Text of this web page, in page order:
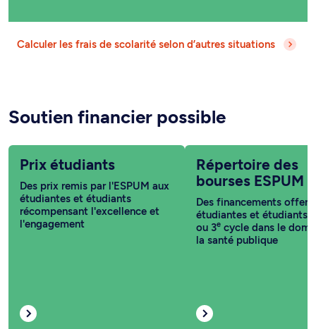
Calculer les frais de scolarité selon d’autres situations
Soutien financier possible
Prix étudiants
Des prix remis par l'ESPUM aux
étudiantes et étudiants
récompensant l'excellence et
l'engagement
Répertoire des
bourses ESPUM
Des financements
étudiantes et étudiants
ou 3e cycle dans le
la santé publique